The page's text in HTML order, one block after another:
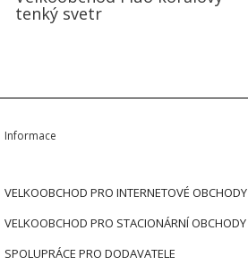
tenký svetr
Informace
VELKOOBCHOD PRO INTERNETOVÉ OBCHODY
VELKOOBCHOD PRO STACIONÁRNÍ OBCHODY
SPOLUPRÁCE PRO DODAVATELE